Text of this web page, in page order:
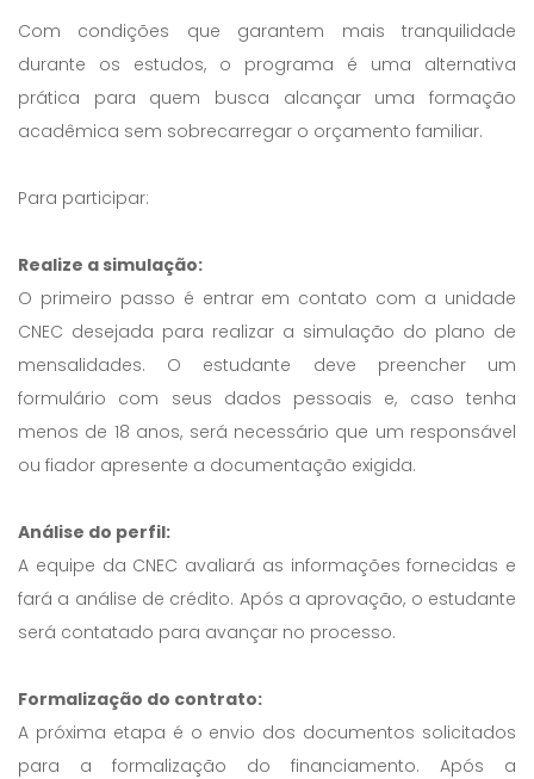
Com condições que garantem mais tranquilidade
durante os estudos, o programa é uma alternativa
prática para quem busca alcançar uma formação
acadêmica sem sobrecarregar o orçamento familiar.
Para participar:
Realize a simulação:
O primeiro passo é entrar em contato com a unidade
CNEC desejada para realizar a simulação do plano de
mensalidades. O estudante deve preencher um
formulário com seus dados pessoais e, caso tenha
menos de 18 anos, será necessário que um responsável
ou fiador apresente a documentação exigida.
Análise do perfil:
A equipe da CNEC avaliará as informações fornecidas e
fará a análise de crédito. Após a aprovação, o estudante
será contatado para avançar no processo.
Formalização do contrato:
A próxima etapa é o envio dos documentos solicitados
para a formalização do financiamento. Após a